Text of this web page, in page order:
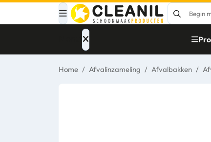
Home / Afvalinzameling / Afvalbakken /